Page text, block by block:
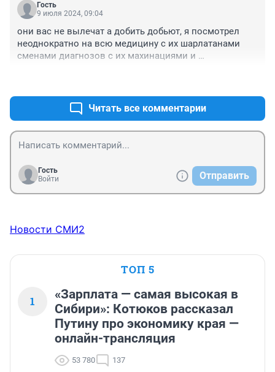
Гость
9 июля 2024, 09:04
они вас не вылечат а добить добьют, я посмотрел
неоднократно на всю медицину с их шарлатанами
сменами диагнозов с их махинациями и
Читать все комментарии
Гость
Войти
Отправить
Новости СМИ2
ТОП 5
1
«Зарплата — самая высокая в
Сибири»: Котюков рассказал
Путину про экономику края —
онлайн-трансляция
53 780 137